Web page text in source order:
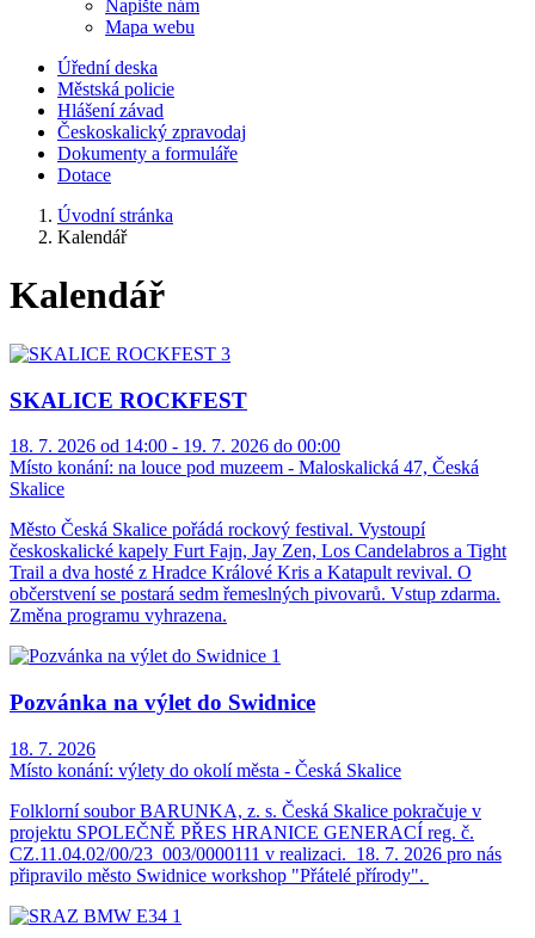
Napište nám
Mapa webu
Úřední deska
Městská policie
Hlášení závad
Českoskalický zpravodaj
Dokumenty a formuláře
Dotace
Úvodní stránka
Kalendář
Kalendář
SKALICE ROCKFEST
18. 7. 2026 od 14:00 - 19. 7. 2026 do 00:00
Místo konání: na louce pod muzeem - Maloskalická 47, Česká
Skalice
Město Česká Skalice pořádá rockový festival. Vystoupí
českoskalické kapely Furt Fajn, Jay Zen, Los Candelabros a Tight
Trail a dva hosté z Hradce Králové Kris a Katapult revival. O
občerstvení se postará sedm řemeslných pivovarů. Vstup zdarma.
Změna programu vyhrazena.
Pozvánka na výlet do Swidnice
18. 7. 2026
Místo konání: výlety do okolí města - Česká Skalice
Folklorní soubor BARUNKA, z. s. Česká Skalice pokračuje v
projektu SPOLEČNĚ PŘES HRANICE GENERACÍ reg. č.
CZ.11.04.02/00/23_003/0000111 v realizaci. 18. 7. 2026 pro nás
připravilo město Swidnice workshop "Přátelé přírody".